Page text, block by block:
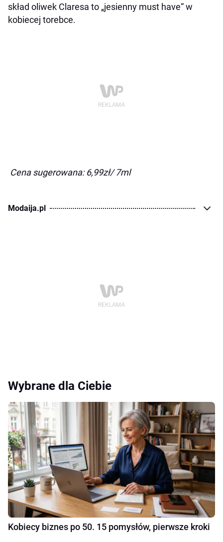
skład oliwek Claresa to „jesienny must have“ w
kobiecej torebce.
Cena sugerowana: 6,99zł/ 7ml
Modaija.pl
Wybrane dla Ciebie
Kobiecy biznes po 50. 15 pomysłów, pierwsze kroki